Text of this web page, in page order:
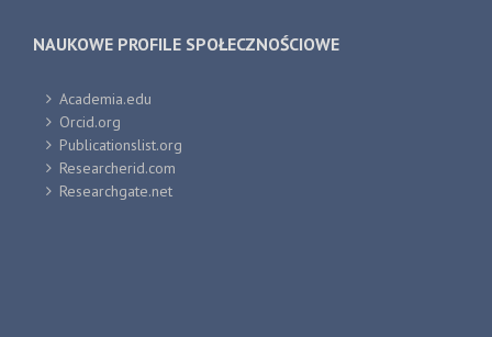
NAUKOWE PROFILE SPOŁECZNOŚCIOWE
Academia.edu
Orcid.org
Publicationslist.org
Researcherid.com
Researchgate.net